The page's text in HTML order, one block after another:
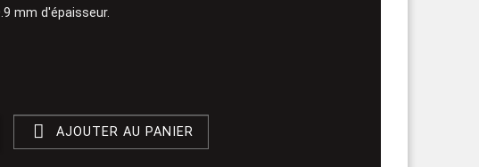
mm d'épaisseur.
 AJOUTER AU PANIER